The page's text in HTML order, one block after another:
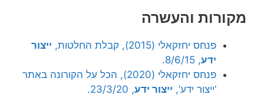
מקורות והעשרה
פנחס יחזקאלי (2015), קבלת החלטות,
ייצור
ידע, 8/6/15.
פנחס יחזקאלי (2020), הכל על הקורונה באתר
‘ייצור ידע’, ייצור ידע, 23/3/20.